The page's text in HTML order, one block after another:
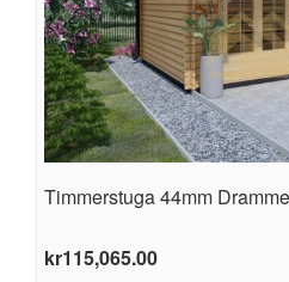
Timmerstuga 44mm
kr115,065.00